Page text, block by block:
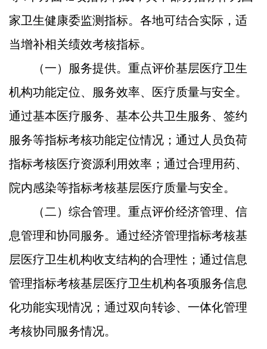
家卫生健康委监测指标。各地可结合实际，适
当增补相关绩效考核指标。
（一）服务提供。 重点评价基层医疗卫生
机构功能定位、服务效率、医疗质量与安全。
通过基本医疗服务、基本公共卫生服务、签约
服务等指标考核功能定位情况；通过人员负荷
指标考核医疗资源利用效率；通过合理用药、
院内感染等指标考核基层医疗质量与安全。
（二）综合管理。 重点评价经济管理、信
息管理和协同服务。通过经济管理指标考核基
层医疗卫生机构收支结构的合理性；通过信息
管理指标考核基层医疗卫生机构各项服务信息
化功能实现情况；通过双向转诊、一体化管理
考核协同服务情况。